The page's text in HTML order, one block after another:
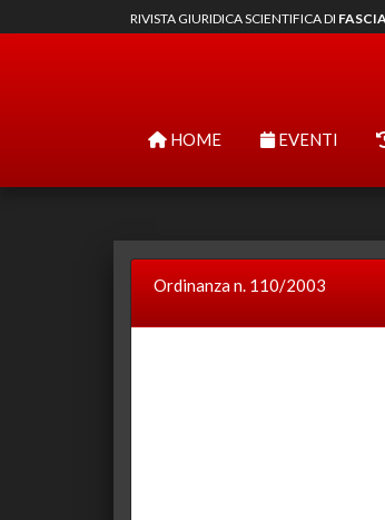
RIVISTA GIURIDICA SCIENTIFICA DI
HOME EVENTI
Ordinanza n. 110/2003